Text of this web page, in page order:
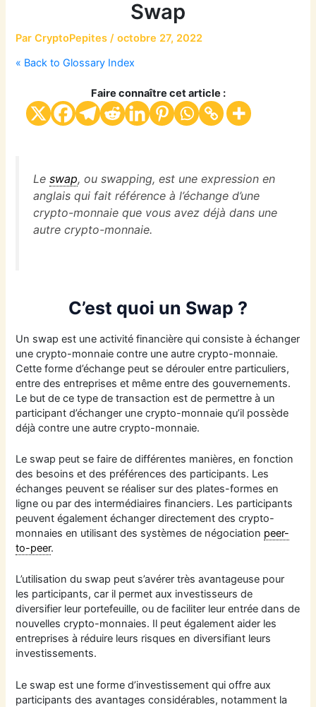
Swap
ParCryptoPepites/octobre 27, 2022
« Back to Glossary Index
Faire connaître cet article :
Leswap, ou swapping, est une expression en
anglais qui fait référence à l’échange d’une
crypto-monnaie que vous avez déjà dans une
autre crypto-monnaie.
C’est quoi un Swap ?
Un swap est une activité financière qui consiste à échanger
une crypto-monnaie contre une autre crypto-monnaie.
Cette forme d’échange peut se dérouler entre particuliers,
entre des entreprises et même entre des gouvernements.
Le but de ce type de transaction est de permettre à un
participant d’échanger une crypto-monnaie qu’il possède
déjà contre une autre crypto-monnaie.
Le swap peut se faire de différentes manières, en fonction
des besoins et des préférences des participants. Les
échanges peuvent se réaliser sur des plates-formes en
ligne ou par des intermédiaires financiers. Les participants
peuvent également échanger directement des crypto-
monnaies en utilisant des systèmes de négociation peer-
to-peer.
L’utilisation du swap peut s’avérer très avantageuse pour
les participants, car il permet aux investisseurs de
diversifier leur portefeuille, ou de faciliter leur entrée dans de
nouvelles crypto-monnaies. Il peut également aider les
entreprises à réduire leurs risques en diversifiant leurs
investissements.
Le swap est une forme d’investissement qui offre aux
participants des avantages considérables, notamment la